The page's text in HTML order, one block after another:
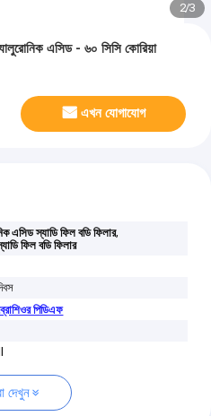
2/3
এসিড - ৬০ সিসি কোরিয়া
এখন যোগাযোগ
এসিড স্যাডি ফিল বডি ফিলার,
ফিল বডি ফিলার
পিডিএফ
দেখুন